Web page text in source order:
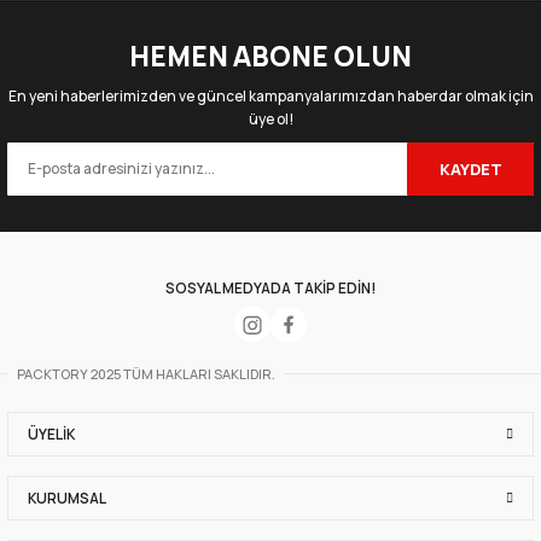
2.258,50 TL
50 Adet
259,75 TL
8 oz Double Wall Karton Bardak (Beyaz)
252,33 TL
HEMEN ABONE OLUN
En yeni haberlerimizden ve güncel kampanyalarımızdan haberdar olmak için
üye ol!
KAYDET
SOSYAL MEDYADA TAKİP EDİN!
PACKTORY 2025 TÜM HAKLARI SAKLIDIR.
ÜYELIK
KURUMSAL